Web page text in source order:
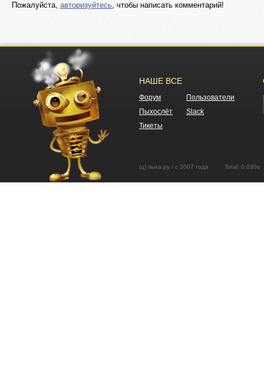
Пожалуйста, авторизуйтесь, чтобы написать комментарий!
НАШЕ ВСЕ
Форум
Пользователи
Пыхослёт
Slack
Тикеты
(ц) пыха.ру / с 2007 года Total: